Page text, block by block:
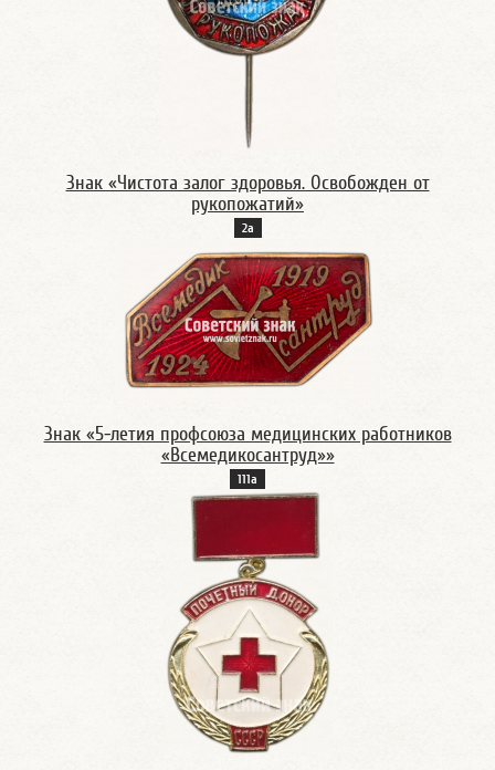
Знак «Чистота залог здоровья. Освобожден от
рукопожатий»
2а
Знак «5-летия профсоюза медицинских работников
«Всемедикосантруд»»
111а